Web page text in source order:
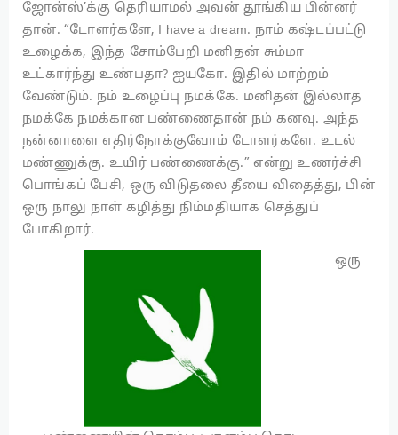
ஜோன்ஸ்’க்கு தெரியாமல் அவன் தூங்கிய பின்னர்
தான். “டோளர்களே, I have a dream. நாம் கஷ்டப்பட்டு
உழைக்க, இந்த சோம்பேறி மனிதன் சும்மா
உட்கார்ந்து உண்பதா? ஐயகோ. இதில் மாற்றம்
வேண்டும். நம் உழைப்பு நமக்கே. மனிதன் இல்லாத
நமக்கே நமக்கான பண்ணைதான் நம் கனவு. அந்த
நன்னாளை எதிர்நோக்குவோம் டோளர்களே. உடல்
மண்ணுக்கு. உயிர் பண்ணைக்கு.” என்று உணர்ச்சி
பொங்கப் பேசி, ஒரு விடுதலை தீயை விதைத்து, பின்
ஒரு நாலு நாள் கழித்து நிம்மதியாக செத்துப்
போகிறார்.
ஒரு